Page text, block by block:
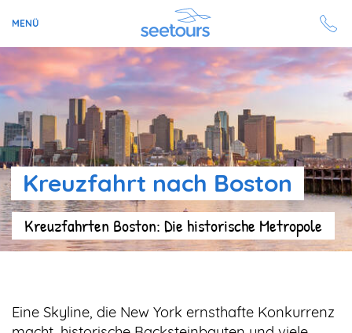
MENÜ
Seetours
Ziele
Ratgeber
Schiffe
Reisesuche
Angebote
Aktuell auf seetours
Kreuzfahrt nach Boston
Kreuzfahrten Boston: Die historische Metropole
Eine Skyline, die New York ernsthafte Konkurrenz